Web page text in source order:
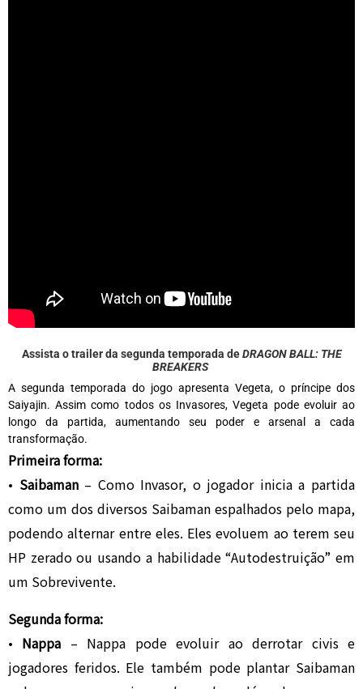
Assista o trailer da segunda temporada deDRAGON BALL: THE
BREAKERS
A segunda temporada do jogo apresenta Vegeta, o príncipe dos
Saiyajin. Assim como todos os Invasores, Vegeta pode evoluir ao
longo da partida, aumentando seu poder e arsenal a cada
transformação.
Primeira forma:
• Saibaman– Como Invasor, o jogador inicia a partida
como um dos diversos Saibaman espalhados pelo mapa,
podendo alternar entre eles. Eles evoluem ao terem seu
HP zerado ou usando a habilidade “Autodestruição” em
um Sobrevivente.
Segunda forma:
• Nappa – Nappa pode evoluir ao derrotar civis e
jogadores feridos. Ele também pode plantar Saibaman